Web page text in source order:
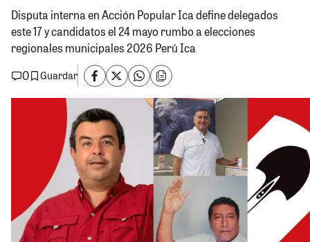
Disputa interna en Acción Popular Ica define delegados
este 17 y candidatos el 24 mayo rumbo a elecciones
regionales municipales 2026 Perú Ica
0
Guardar